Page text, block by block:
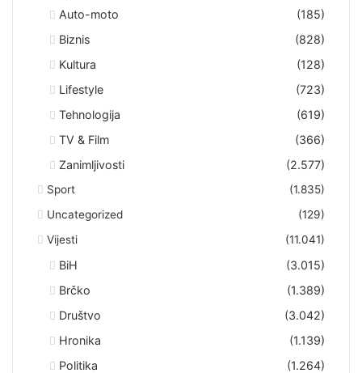
Auto-moto
(185)
Biznis
(828)
Kultura
(128)
Lifestyle
(723)
Tehnologija
(619)
TV & Film
(366)
Zanimljivosti
(2.577)
Sport
(1.835)
Uncategorized
(129)
Vijesti
(11.041)
BiH
(3.015)
Brčko
(1.389)
Društvo
(3.042)
Hronika
(1.139)
Politika
(1.264)